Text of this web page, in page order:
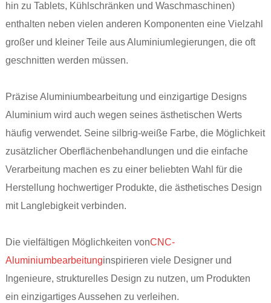
hin zu Tablets, Kühlschränken und Waschmaschinen)
enthalten neben vielen anderen Komponenten eine Vielzahl
großer und kleiner Teile aus Aluminiumlegierungen, die oft
geschnitten werden müssen.
Präzise Aluminiumbearbeitung und einzigartige Designs
Aluminium wird auch wegen seines ästhetischen Werts
häufig verwendet. Seine silbrig-weiße Farbe, die Möglichkeit
zusätzlicher Oberflächenbehandlungen und die einfache
Verarbeitung machen es zu einer beliebten Wahl für die
Herstellung hochwertiger Produkte, die ästhetisches Design
mit Langlebigkeit verbinden.
Die vielfältigen Möglichkeiten vonCNC-
Aluminiumbearbeitunginspirieren viele Designer und
Ingenieure, strukturelles Design zu nutzen, um Produkten
ein einzigartiges Aussehen zu verleihen.